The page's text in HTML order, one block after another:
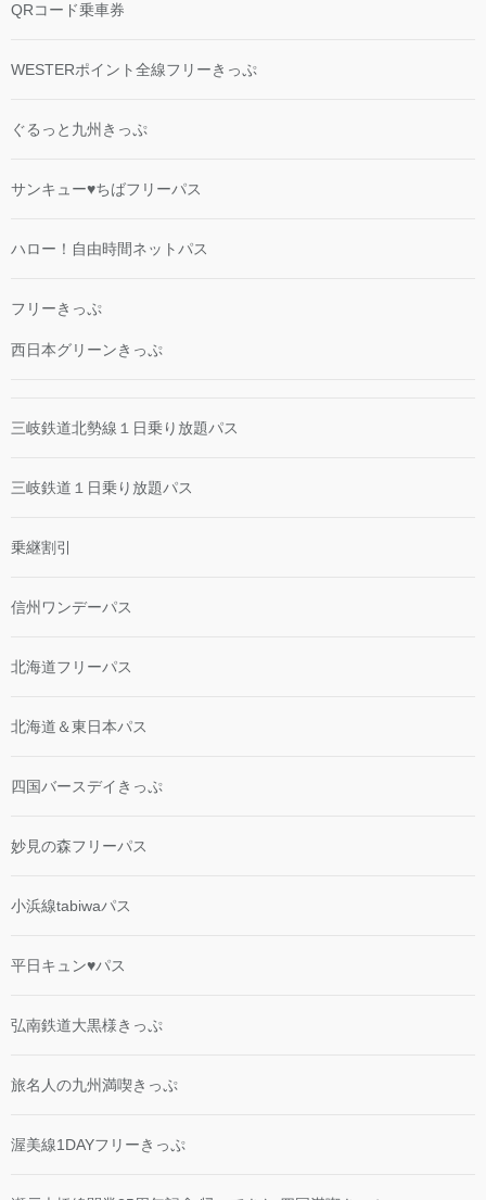
QRコード乗車券
WESTERポイント全線フリーきっぷ
ぐるっと九州きっぷ
サンキュー♥ちばフリーパス
ハロー！自由時間ネットパス
フリーきっぷ
西日本グリーンきっぷ
三岐鉄道北勢線１日乗り放題パス
三岐鉄道１日乗り放題パス
乗継割引
信州ワンデーパス
北海道フリーパス
北海道＆東日本パス
四国バースデイきっぷ
妙見の森フリーパス
小浜線tabiwaパス
平日キュン♥パス
弘南鉄道大黒様きっぷ
旅名人の九州満喫きっぷ
渥美線1DAYフリーきっぷ